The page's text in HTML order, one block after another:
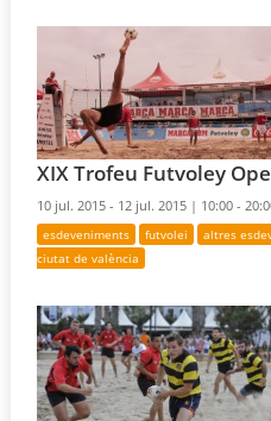
XIX Trofeu Futvoley
10 jul. 2015 - 12 jul. 2015 | 10:00 -
esdeveniments futvolei altres
ciutat de valència